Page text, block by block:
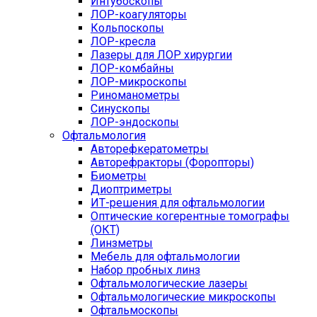
ЛОР-коагуляторы
Кольпоскопы
ЛОР-кресла
Лазеры для ЛОР хирургии
ЛОР-комбайны
ЛОР-микроскопы
Риноманометры
Синускопы
ЛОР-эндоскопы
Офтальмология
Авторефкератометры
Авторефракторы (Форопторы)
Биометры
Диоптриметры
ИТ-решения для офтальмологии
Оптические когерентные томографы
(ОКТ)
Линзметры
Мебель для офтальмологии
Набор пробных линз
Офтальмологические лазеры
Офтальмологические микроскопы
Офтальмоскопы